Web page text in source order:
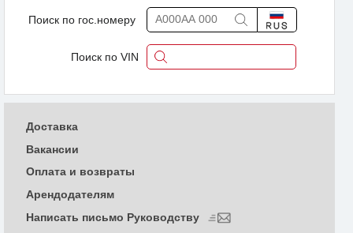
Поиск по гос.номеру
Поиск по VIN
Доставка
Вакансии
Оплата и возвраты
Арендодателям
Написать письмо Руководству